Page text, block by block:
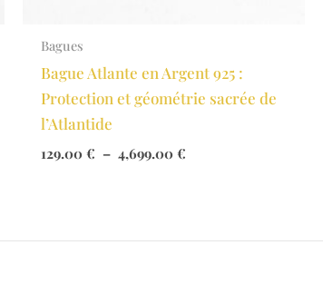
Bagues
Bague Atlante en Argent 925 :
Protection et géométrie sacrée de
l’Atlantide
129.00€ – 4,699.00€
4,699.00 €